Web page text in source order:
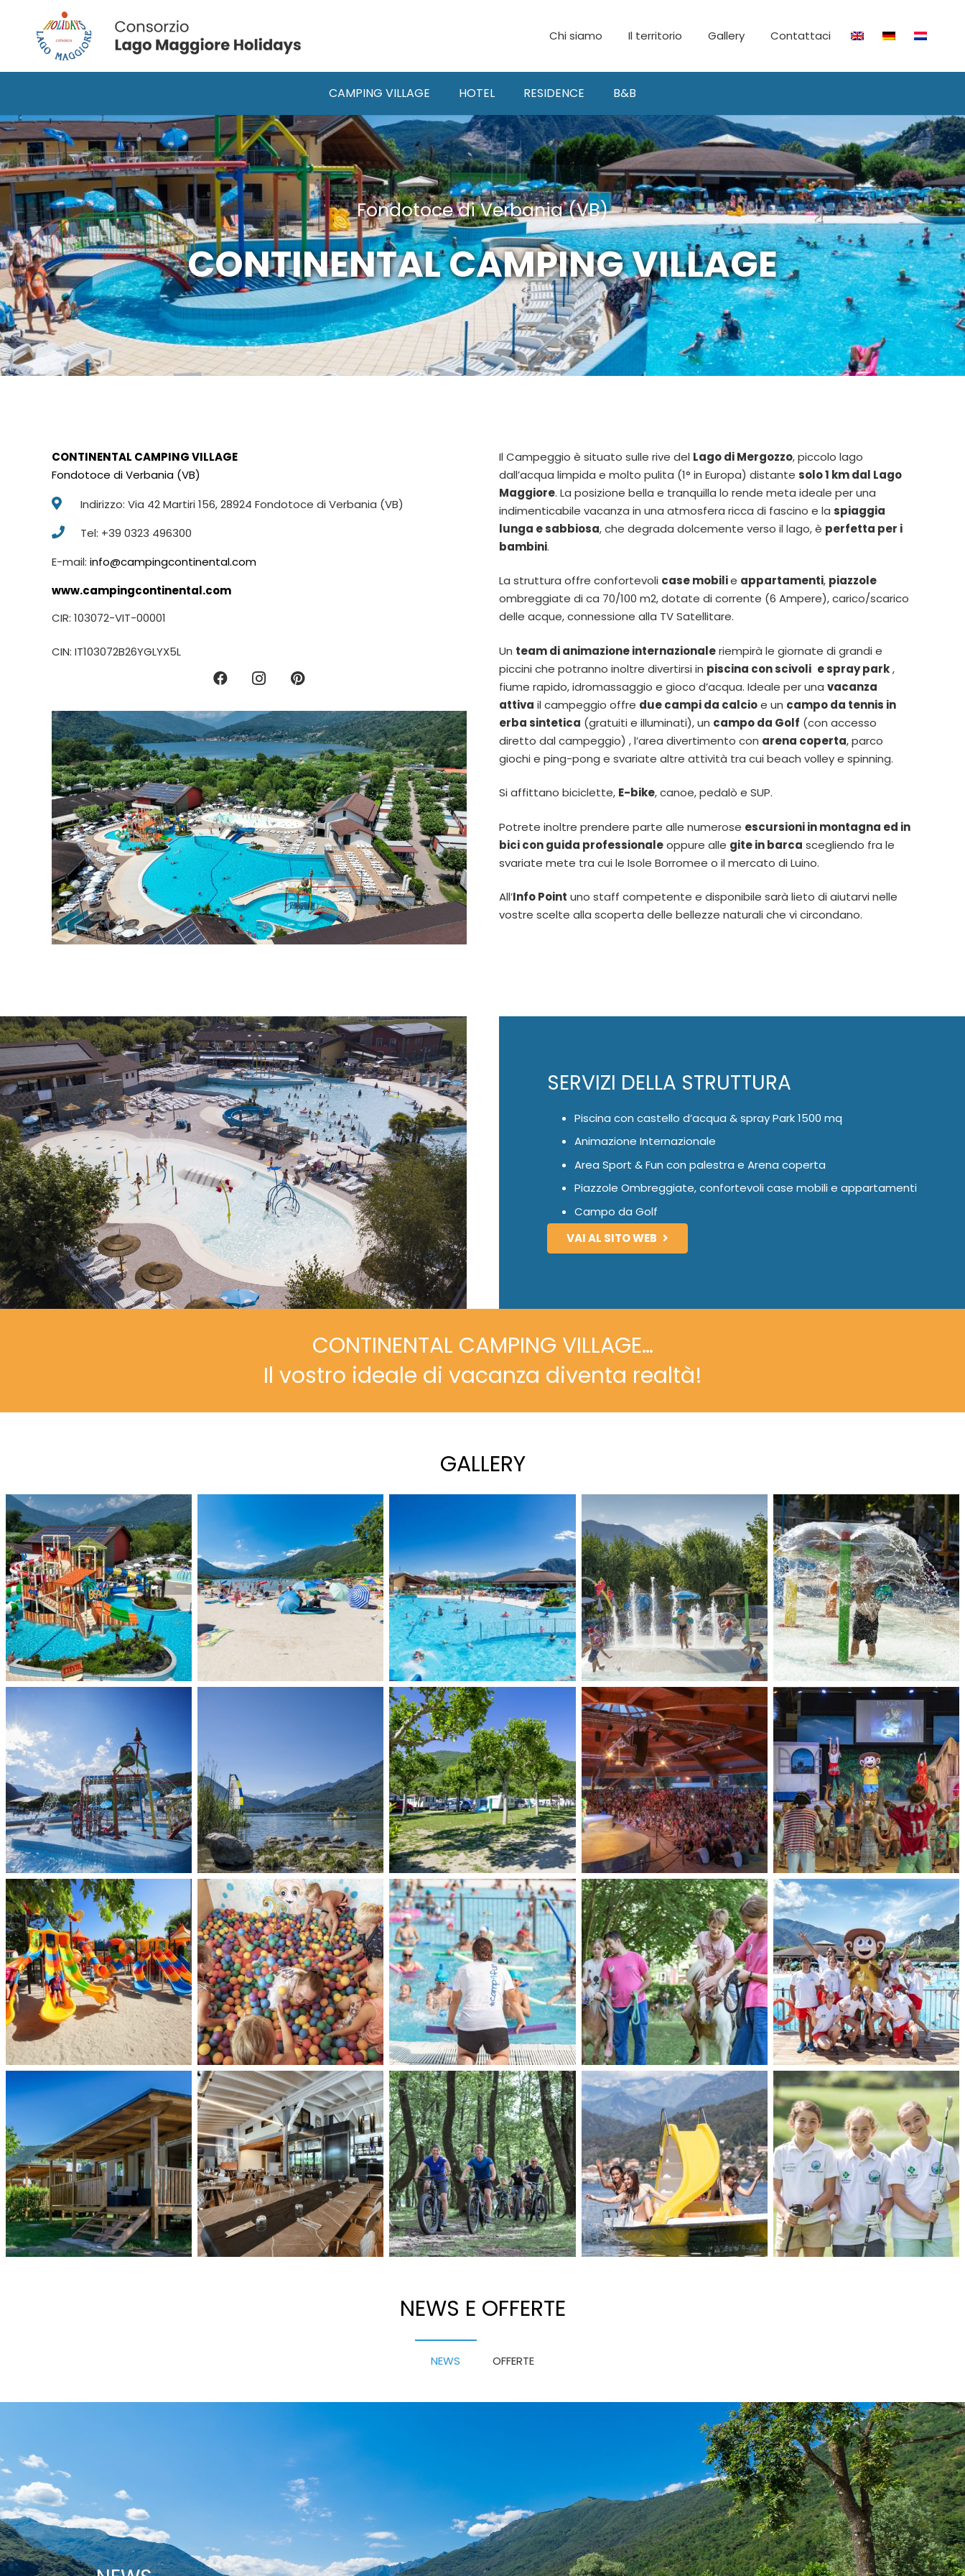
Chi siamo Il territorio Gallery Contattaci
CAMPING VILLAGE HOTEL RESIDENCE B&B
Fondotoce di Verbania (VB)
CONTINENTAL CAMPING VILLAGE
CONTINENTAL CAMPING VILLAGE
Fondotoce di Verbania (VB)
Indirizzo: Via 42 Martiri 156, 28924 Fondotoce di Verbania (VB)
Tel: +39 0323 496300
E-mail: info@campingcontinental.com
www.campingcontinental.com
CIR: 103072-VIT-00001
CIN: IT103072B26YGLYX5L
Il Campeggio è situato sulle rive del Lago di Mergozzo, piccolo lago
dall’acqua limpida e molto pulita (1° in Europa) distante solo 1 km dal Lago
Maggiore. La posizione bella e tranquilla lo rende meta ideale per una
indimenticabile vacanza in una atmosfera ricca di fascino e la spiaggia
lunga e sabbiosa, che degrada dolcemente verso il lago, è perfetta per i
bambini.
La struttura offre confortevoli case mobilie appartamenti, piazzole
ombreggiate di ca 70/100 m2, dotate di corrente (6 Ampere), carico/scarico
delle acque, connessione alla TV Satellitare.
Un team di animazione internazionaleriempirà le giornate di grandi e
piccini che potranno inoltre divertirsi in piscina con scivoli e spray park,
fiume rapido, idromassaggio e gioco d’acqua. Ideale per una vacanza
attiva il campeggio offre due campi da calcioe un campo da tennis in
erba sintetica (gratuiti e illuminati), un campo da Golf (con accesso
diretto dal campeggio) , l’area divertimento con arena coperta, parco
giochi e ping-pong e svariate altre attività tra cui beach volley e spinning.
Si affittano biciclette, E-bike, canoe, pedalò e SUP.
Potrete inoltre prendere parte alle numerose escursioni in montagna ed in
bici con guida professionaleoppure alle gite in barca scegliendo fra le
svariate mete tra cui le Isole Borromee o il mercato di Luino.
All’Info Point uno staff competente e disponibile sarà lieto di aiutarvi nelle
vostre scelte alla scoperta delle bellezze naturali che vi circondano.
SERVIZI DELLA STRUTTURA
Piscina con castello d’acqua & spray Park 1500 mq
Animazione Internazionale
Area Sport & Fun con palestra e Arena coperta
Piazzole Ombreggiate, confortevoli case mobili e appartamenti
Campo da Golf
VAI AL SITO WEB
CONTINENTAL CAMPING VILLAGE…
Il vostro ideale di vacanza diventa realtà!
GALLERY
NEWS E OFFERTE
NEWS OFFERTE